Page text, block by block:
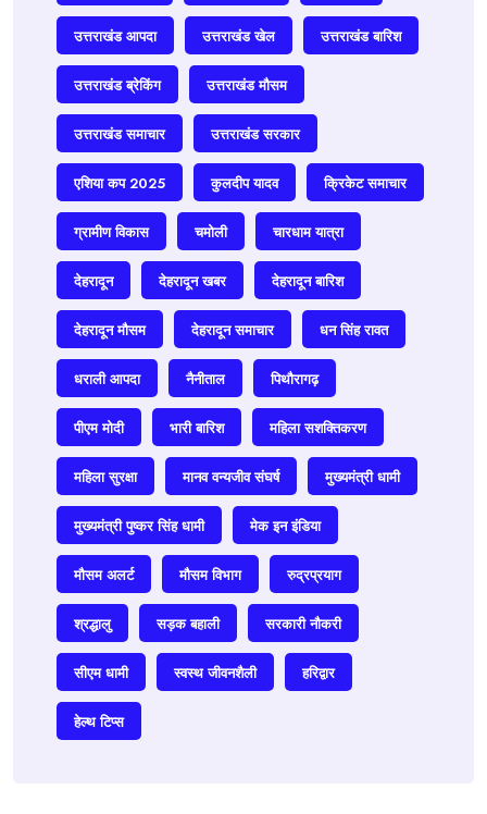
उत्तराखंड आपदा उत्तराखंड खेल उत्तराखंड बारिश
उत्तराखंड ब्रेकिंग उत्तराखंड मौसम
उत्तराखंड समाचार उत्तराखंड सरकार
एशिया कप 2025 कुलदीप यादव क्रिकेट समाचार
ग्रामीण विकास चमोली चारधाम यात्रा
देहरादून देहरादून खबर देहरादून बारिश
देहरादून मौसम देहरादून समाचार धन सिंह रावत
धराली आपदा नैनीताल पिथौरागढ़
पीएम मोदी भारी बारिश महिला सशक्तिकरण
महिला सुरक्षा मानव वन्यजीव संघर्ष मुख्यमंत्री धामी
मुख्यमंत्री पुष्कर सिंह धामी मेक इन इंडिया
मौसम अलर्ट मौसम विभाग रुद्रप्रयाग
श्रद्धालु सड़क बहाली सरकारी नौकरी
सीएम धामी स्वस्थ जीवनशैली हरिद्वार
हेल्थ टिप्स